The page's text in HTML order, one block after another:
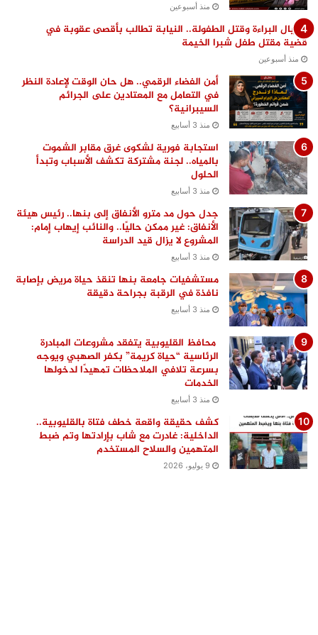
منذ أسبوعين
اغتيال البراءة وقتل الطفولة.. النيابة تطالب بأقصى عقوبة في
قضية مقتل طفل شبرا الخيمة
منذ أسبوعين
أمن الفضاء الرقمي.. هل حان الوقت لإعادة النظر
في التعامل مع المعتادين على الجرائم
السيبرانية؟
منذ 3 أسابيع
استجابة فورية لشكوى غرق مقابر الشموت
بالمياه.. لجنة مشتركة تكشف الأسباب وتبدأ
الحلول
منذ 3 أسابيع
جدل حول مد مترو الأنفاق إلى بنها.. رئيس هيئة
الأنفاق: غير ممكن حاليًا.. والنائب إيهاب إمام:
المشروع لا يزال قيد الدراسة
منذ 3 أسابيع
مستشفيات جامعة بنها تنقذ حياة مريض بإصابة
نافذة في الرقبة بجراحة دقيقة
منذ 3 أسابيع
محافظ القليوبية يتفقد مشروعات المبادرة
الرئاسية “حياة كريمة” بكفر الصهبي ويوجه
بسرعة تلافي الملاحظات تمهيدًا لدخولها
الخدمات
منذ 3 أسابيع
كشف حقيقة واقعة خطف فتاة بالقليوبية..
الداخلية: غادرت مع شاب بإرادتها وتم ضبط
المتهمين والسلاح المستخدم
9 يوليو، 2026